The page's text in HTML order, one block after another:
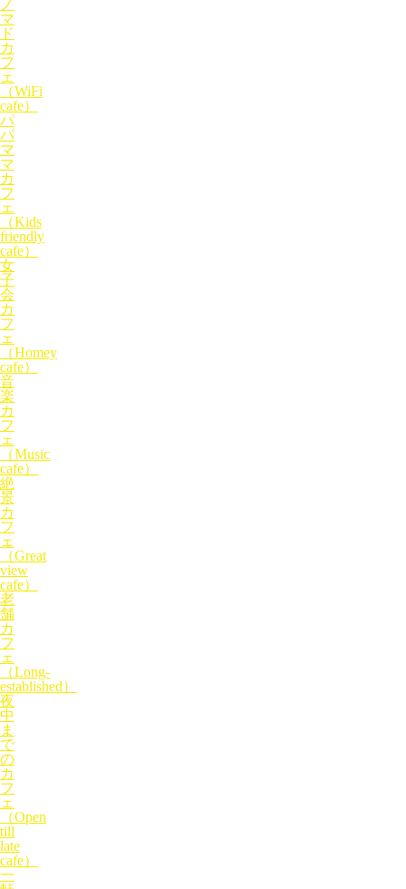
ノ
マ
ド
カ
フ
ェ
（WiFi
cafe）
パ
パ
マ
マ
カ
フ
ェ
（Kids
friendly
cafe）
女
子
会
カ
フ
ェ
（Homey
cafe）
音
楽
カ
フ
ェ
（Music
cafe）
絶
景
カ
フ
ェ
（Great
view
cafe）
老
舗
カ
フ
ェ
（Long-
established）
夜
中
ま
で
の
カ
フ
ェ
（Open
till
late
cafe）
一